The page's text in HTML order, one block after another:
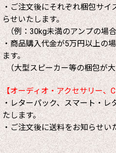
・ご注文後にそれぞれ梱包サイ
らせいたします。
（例：30kg未満のアンプの場
・商品購入代金が5万円以上の
ます。
（大型スピーカー等の梱包が
【オーディオ・アクセサリー、
・レターパック、スマート・レ
たします。
・ご注文後に送料をお知らせい